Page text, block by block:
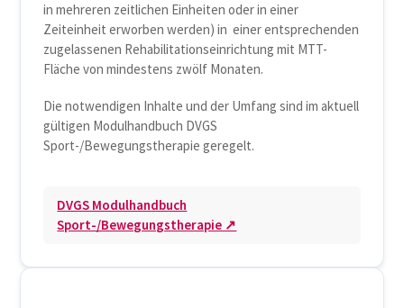
in mehreren zeitlichen Einheiten oder in einer
Zeiteinheit erworben werden) in einer entsprechenden
zugelassenen Rehabilitationseinrichtung mit MTT-
Fläche von mindestens zwölf Monaten.
Die notwendigen Inhalte und der Umfang sind im aktuell
gültigen Modulhandbuch DVGS
Sport-/Bewegungstherapie geregelt.
DVGS Modulhandbuch
Sport-/Bewegungstherapie ↗